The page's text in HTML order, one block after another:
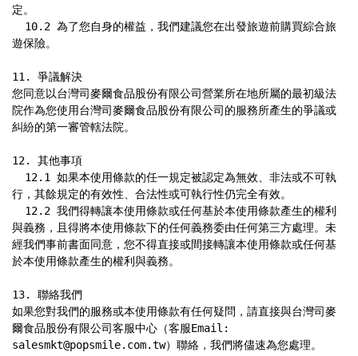
定。
遊保險。
11. 爭議解決
您同意以台灣司麥爾食品股份有限公司營業所在地所屬的最初級法
院作為您使用台灣司麥爾食品股份有限公司的服務所產生的爭議或
糾紛的第一審管轄法院。
12. 其他事項
行，其餘規定的有效性、合法性或可執行性仍完全有效。
與義務，且得將本使用條款下的任何義務委由任何第三方處理。未
經我們事前書面同意，您不得直接或間接轉讓本使用條款或任何基
於本使用條款產生的權利與義務。
13. 聯絡我們
如果您對我們的服務或本使用條款有任何疑問，請直接與台灣司麥
爾食品股份有限公司客服中心（客服Email:
salesmkt@popsmile.com.tw）聯絡，我們將儘速為您處理。